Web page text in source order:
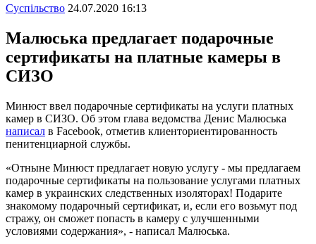
Суспiльство 24.07.2020 16:13
Малюська предлагает подарочные
сертификаты на платные камеры в
СИЗО
Минюст ввел подарочные сертификаты на услуги платных
камер в СИЗО. Об этом глава ведомства Денис Малюська
написал в Facebook, отметив клиенториентированность
пенитенциарной службы.
«Отныне Минюст предлагает новую услугу - мы предлагаем
подарочные сертификаты на пользование услугами платных
камер в украинских следственных изоляторах! Подарите
знакомому подарочный сертификат, и, если его возьмут под
стражу, он сможет попасть в камеру с улучшенными
условиями содержания», - написал Малюська.